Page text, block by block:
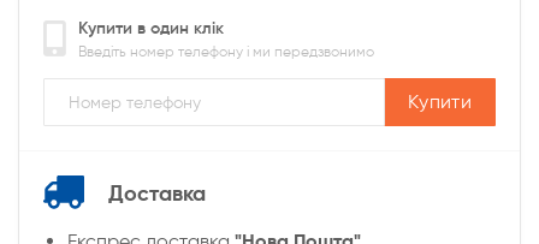
Купити в один клік
Введіть номер телефону і ми передзвонимо
Купити
Доставка